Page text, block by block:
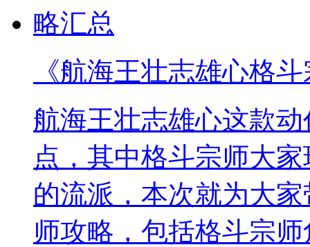
《航海王壮志雄心格
航海王壮志雄心这款
点，其中格斗宗师大
的流派，本次就为大
师攻略，包括格斗宗